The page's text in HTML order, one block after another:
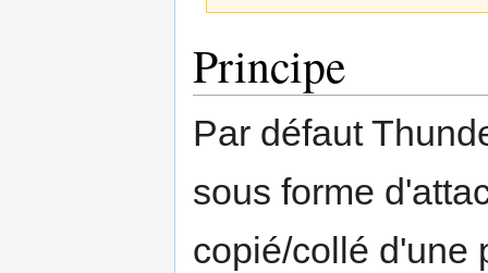
Principe
Par défaut
sous forme
copié/collé d'une